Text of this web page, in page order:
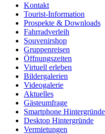
Kontakt
Tourist-Information
Prospekte & Downloads
Fahrradverleih
Souvenirshop
Gruppenreisen
Öffnungszeiten
Virtuell erleben
Bildergalerien
Videogalerie
Aktuelles
Gästeumfrage
Smartphone Hintergründe
Desktop Hintergründe
Vermietungen